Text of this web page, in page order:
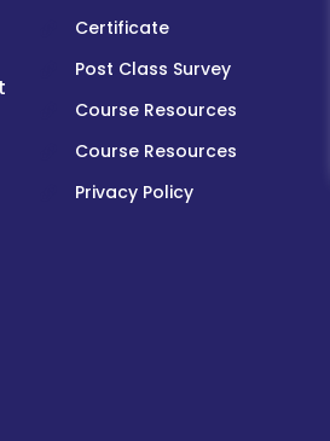
Certificate
Post Class Survey
Course Resources
Course Resources
Privacy Policy